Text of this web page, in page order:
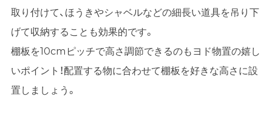
取り付けて、ほうきやシャベルなどの細長い道具を吊り下
げて収納することも効果的です。
棚板を10cmピッチで高さ調節できるのもヨド物置の嬉し
いポイント！配置する物に合わせて棚板を好きな高さに設
置しましょう。